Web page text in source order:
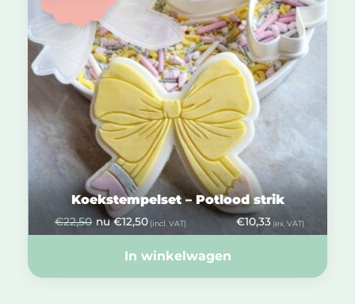
Koekstempelset – Potlood strik
€22,50 nu €12,50 (incl. VAT) €10,33(ex. VAT)
In winkelwagen